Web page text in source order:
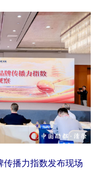
亚太网 上市公司
河北 山西
上海
湖北 湖南
播力指数发布现场